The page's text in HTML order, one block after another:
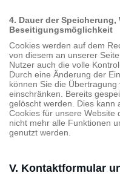
4. Dauer der
Beseitigungsmöglichkeit
Cookies werden auf dem
von diesem an unserer
Nutzer auch die volle
Durch eine Änderung der
können Sie die
einschränken. Bereits
gelöscht werden. Dies kann
Cookies für unsere Website
nicht mehr alle Funktionen
genutzt werden.
V. Kontaktformular